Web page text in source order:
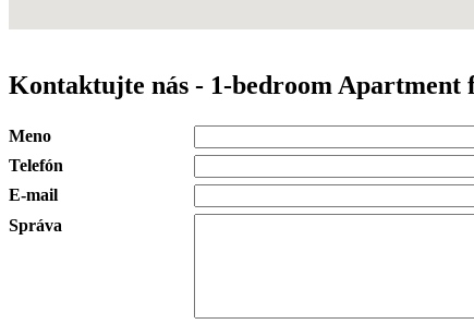
Kontaktujte nás - 1-bedroom Apartment
Meno
Telefón
E-mail
Správa